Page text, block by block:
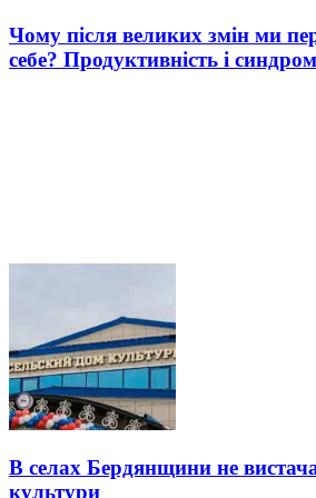
Чому після великих змін ми
себе? Продуктивність і
В селах Бердянщини не
культури